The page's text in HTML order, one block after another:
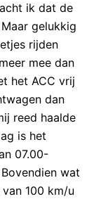
ik dat de
gelukkig
rijden
mee dan
het ACC vrij
dan
reed haalde
is het
07.00-
wat
100 km/u